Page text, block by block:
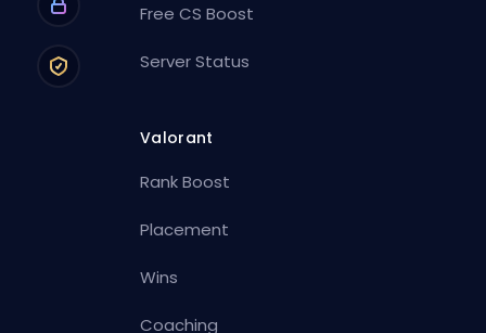
Free CS Boost
Server Status
Valorant
Rank Boost
Placement
Wins
Coaching